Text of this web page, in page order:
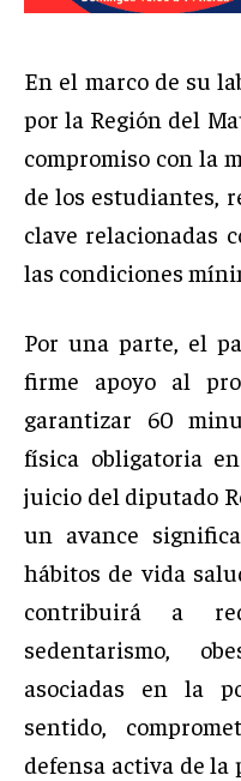
En el marco de su
por la Región del
compromiso con la
de los estudiantes,
clave relacionadas
las condiciones
Por una parte, el
firme apoyo al
garantizar 60
física obligatoria
juicio del diputado
un avance
hábitos de vida
contribuirá a
sedentarismo,
asociadas en la
sentido,
defensa activa de la